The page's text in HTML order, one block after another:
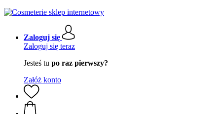
Zaloguj się
Zaloguj się teraz
Jesteś tu po raz pierwszy?
Załóż konto